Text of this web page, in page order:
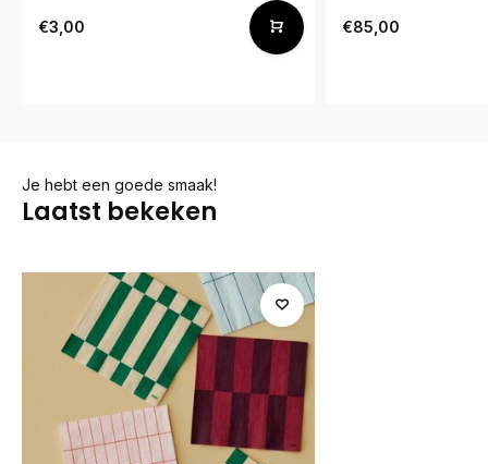
€3,00 €85,00
Je hebt een goede smaak!
Laatst bekeken